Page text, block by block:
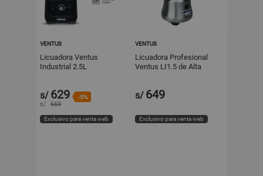
VENTUS
Licuadora Ventus
Industrial 2.5L
s/ 629 -5%
s/ 669
Exclusivo para venta web
VENTUS
Licuadora Profesional
Ventus LI1.5 de Alta
s/ 649
Exclusivo para venta web